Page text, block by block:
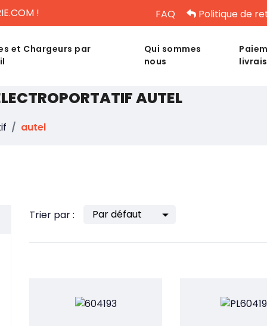
! FAQ Politique de
et Chargeurs par
Qui sommes
nous
AUTEL
autel
Trier par :